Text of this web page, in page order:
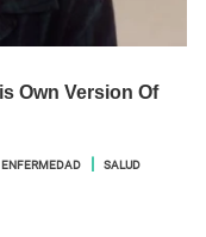
ENFERMEDAD SALUD